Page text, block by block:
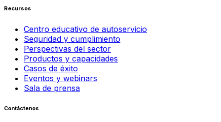
Recursos
Centro educativo de autoservicio
Seguridad y cumplimiento
Perspectivas del sector
Productos y capacidades
Casos de éxito
Eventos y webinars
Sala de prensa
Contáctenos